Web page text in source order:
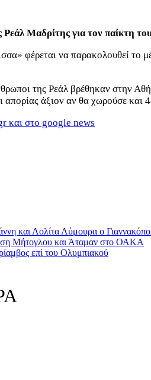
Ρεάλ Μαδρίτης για τον παίκτη
φέρεται να παρακολουθεί το
της Ρεάλ βρέθηκαν στην
απορίας άξιον αν θα χωρούσε και
και στο google news
και Λολίτα Λύμουρα ο
Μήτογλου και Άταμαν στο ΟΑΚΑ
επί του Ολυμπιακού